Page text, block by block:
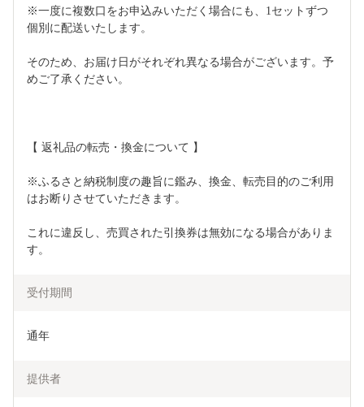
※一度に複数口をお申込みいただく場合にも、1セットずつ
個別に配送いたします。
そのため、お届け日がそれぞれ異なる場合がございます。予
めご了承ください。
【 返礼品の転売・換金について 】
※ふるさと納税制度の趣旨に鑑み、換金、転売目的のご利用
はお断りさせていただきます。
これに違反し、売買された引換券は無効になる場合がありま
す。
受付期間
通年
提供者